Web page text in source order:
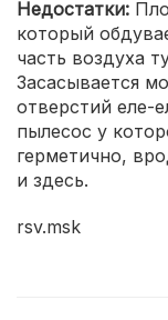
Недостатки:
который
часть воздуха
Засасывается
отверстий еле-
пылесос у
герметично,
и здесь.
rsv.msk